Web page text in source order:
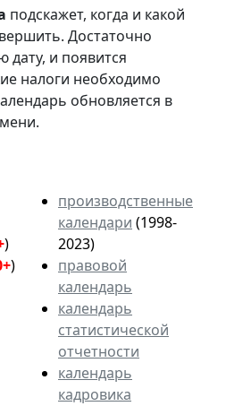
подскажет, когда и какой
Достаточно
и появится
налоги необходимо
обновляется в
)
)
производственные
календари (1998-
2023)
правовой
календарь
календарь
статистической
отчетности
календарь
кадровика